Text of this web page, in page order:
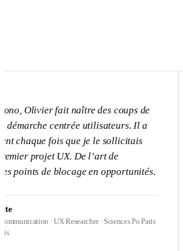
fait naître des coups de
centrée utilisateurs. Il a
fois que je le sollicitais
UX. De l’art de
blocage en opportunités.
· UX Researcher · Sciences Po Paris Léa